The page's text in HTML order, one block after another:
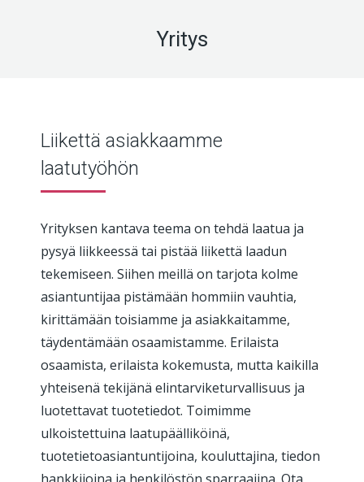
Yritys
Liikettä asiakkaamme
laatutyöhön
Yrityksen kantava teema on tehdä laatua ja
pysyä liikkeessä tai pistää liikettä laadun
tekemiseen. Siihen meillä on tarjota kolme
asiantuntijaa pistämään hommiin vauhtia,
kirittämään toisiamme ja asiakkaitamme,
täydentämään osaamistamme. Erilaista
osaamista, erilaista kokemusta, mutta kaikilla
yhteisenä tekijänä elintarviketurvallisuus ja
luotettavat tuotetiedot. Toimimme
ulkoistettuina laatupäälliköinä,
tuotetietoasiantuntijoina, kouluttajina, tiedon